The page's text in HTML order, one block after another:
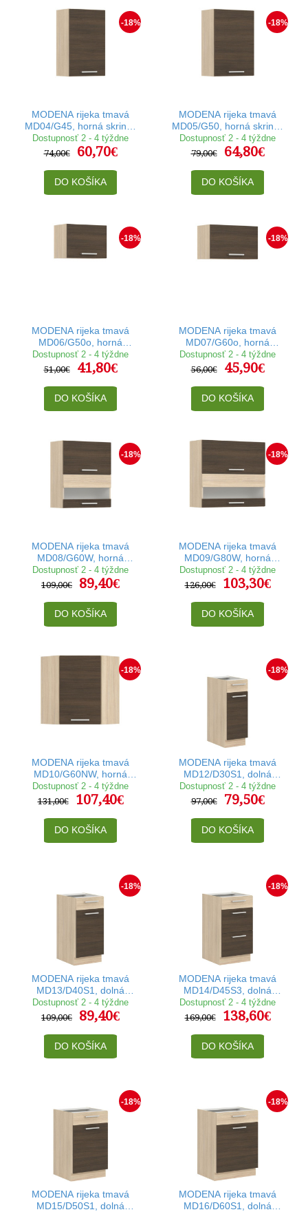
-18%
MODENA rijeka tmavá
MD04/G45, horná skrinka
v šírke 45 cm
Dostupnosť 2 - 4 týždne
74,00€
60,70€
DO KOŠÍKA
-18%
MODENA rijeka tmavá
MD05/G50, horná skrinka
v šírke 50 cm
Dostupnosť 2 - 4 týždne
79,00€
64,80€
DO KOŠÍKA
-18%
MODENA rijeka tmavá
MD06/G50o, horná
výklopná skrinka v šírke 50
cm
Dostupnosť 2 - 4 týždne
51,00€
41,80€
DO KOŠÍKA
-18%
MODENA rijeka tmavá
MD07/G60o, horná
výklopná skrinka v šírke 60
cm
Dostupnosť 2 - 4 týždne
56,00€
45,90€
DO KOŠÍKA
-18%
MODENA rijeka tmavá
MD08/G60W, horná
výklopná skrinka so sklom
v šírke 60 cm
Dostupnosť 2 - 4 týždne
109,00€
89,40€
DO KOŠÍKA
-18%
MODENA rijeka tmavá
MD09/G80W, horná
výklopná skrinka so sklom
v šírke 80 cm
Dostupnosť 2 - 4 týždne
126,00€
103,30€
DO KOŠÍKA
-18%
MODENA rijeka tmavá
MD10/G60NW, horná
rohová skrinka v šírke
60x60 cm
Dostupnosť 2 - 4 týždne
131,00€
107,40€
DO KOŠÍKA
-18%
MODENA rijeka tmavá
MD12/D30S1, dolná
skrinka so zásuvkou v
šírke 30 cm
Dostupnosť 2 - 4 týždne
97,00€
79,50€
DO KOŠÍKA
-18%
MODENA rijeka tmavá
MD13/D40S1, dolná
skrinka so zásuvkou v
šírke 40 cm
Dostupnosť 2 - 4 týždne
109,00€
89,40€
DO KOŠÍKA
-18%
MODENA rijeka tmavá
MD14/D45S3, dolná
skrinka so zásuvkami v
šírke 45 cm
Dostupnosť 2 - 4 týždne
169,00€
138,60€
DO KOŠÍKA
-18%
MODENA rijeka tmavá
MD15/D50S1, dolná
-18%
MODENA rijeka tmavá
MD16/D60S1, dolná